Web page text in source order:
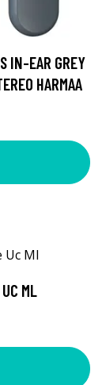
IN-EAR GREY
HARMAA
ML